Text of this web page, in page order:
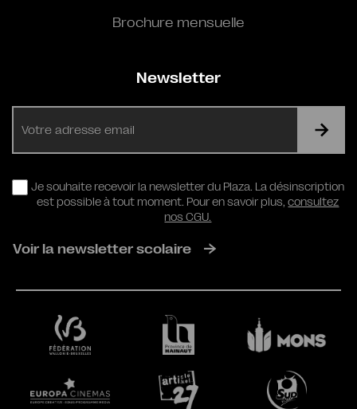
Brochure mensuelle
Newsletter
RGPD
Je souhaite recevoir la newsletter du Plaza. La désinscription
est possible à tout moment. Pour en savoir plus,consultez
nos CGU.
Voir la newsletter scolaire